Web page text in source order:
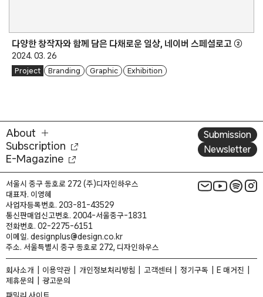
다양한 창작자와 함께 담은 다채로운 일상, 네이버 스페셜로고 ②
2024. 03. 26
Project Branding Graphic Exhibition
About
Subscription
E-Magazine
Submission
Newsletter
서울시 중구 동호로 272 (주)디자인하우스
대표자. 이영혜
사업자등록번호. 203-81-43529
통신판매업신고번호. 2004-서울중구-1831
전화번호. 02-2275-6151
이메일. designplus@design.co.kr
주소. 서울특별시 중구 동호로 272, 디자인하우스
회사소개 이용약관 개인정보처리방침 고객센터 정기구독
E 매거진
제휴문의
광고문의
패밀리 사이트